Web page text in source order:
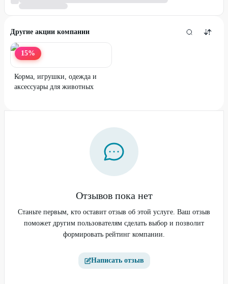
Другие акции компании
15%
Корма, игрушки, одежда и
аксессуары для животных
Отзывов пока нет
Станьте первым, кто оставит отзыв об этой услуге. Ваш отзыв
поможет другим пользователям сделать выбор и позволит
формировать рейтинг компании.
Написать отзыв